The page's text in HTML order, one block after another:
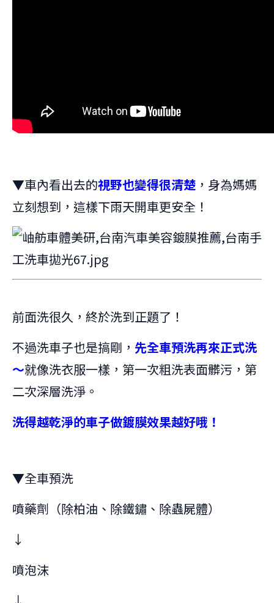
▼車內看出去的視野也變得很清楚 ，身為媽媽
立刻想到，這樣下雨天開車更安全！
前面洗很久，終於洗到正題了！
不過洗車子也是搞剛， 先全車預洗再來正式洗
～就像洗衣服一樣，第一次粗洗表面髒污，第
二次深層洗淨。
洗得越乾淨的車子做鍍膜效果越好哦！
▼全車預洗
噴藥劑（除柏油、除鐵鏽、除蟲屍體）
↓
噴泡沫